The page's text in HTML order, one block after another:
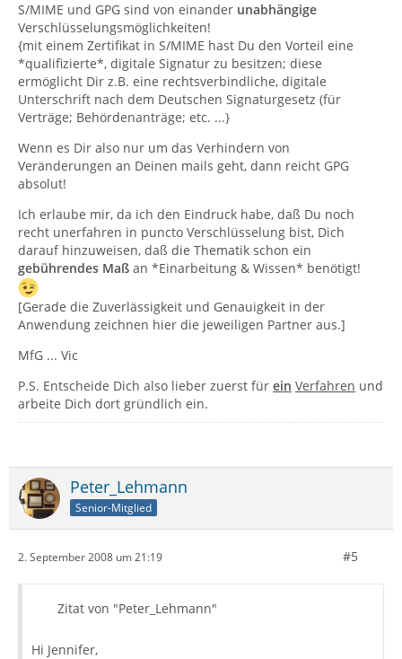
S/MIME und GPG sind von einander unabhängige
Verschlüsselungsmöglichkeiten!
{mit einem Zertifikat in S/MIME hast Du den Vorteil eine
*qualifizierte*, digitale Signatur zu besitzen; diese
ermöglicht Dir z.B. eine rechtsverbindliche, digitale
Unterschrift nach dem Deutschen Signaturgesetz (für
Verträge; Behördenanträge; etc. ...}
Wenn es Dir also nur um das Verhindern von
Veränderungen an Deinen mails geht, dann reicht GPG
absolut!
Ich erlaube mir, da ich den Eindruck habe, daß Du noch
recht unerfahren in puncto Verschlüsselung bist, Dich
darauf hinzuweisen, daß die Thematik schon ein
gebührendes Maß an *Einarbeitung & Wissen* benötigt!
[Gerade die Zuverlässigkeit und Genauigkeit in der
Anwendung zeichnen hier die jeweiligen Partner aus.]
MfG ... Vic
P.S. Entscheide Dich also lieber zuerst für ein Verfahren und
arbeite Dich dort gründlich ein.
Peter_Lehmann
Senior-Mitglied
2. September 2008 um 21:19 #5
Zitat von "Peter_Lehmann"
Hi Jennifer,